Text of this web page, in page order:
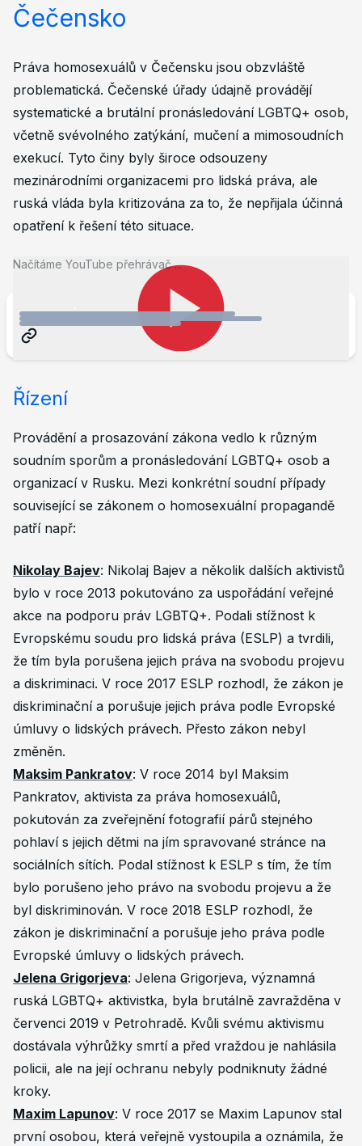
Čečensko
Práva homosexuálů v Čečensku jsou obzvláště
problematická. Čečenské úřady údajně provádějí
systematické a brutální pronásledování LGBTQ+ osob,
včetně svévolného zatýkání, mučení a mimosoudních
exekucí. Tyto činy byly široce odsouzeny
mezinárodními organizacemi pro lidská práva, ale
ruská vláda byla kritizována za to, že nepřijala účinná
opatření k řešení této situace.
Načítáme YouTube přehrávač ...
Řízení
Provádění a prosazování zákona vedlo k různým
soudním sporům a pronásledování LGBTQ+ osob a
organizací v Rusku. Mezi konkrétní soudní případy
související se zákonem o homosexuální propagandě
patří např:
Nikolay Bajev: Nikolaj Bajev a několik dalších aktivistů
bylo v roce 2013 pokutováno za uspořádání veřejné
akce na podporu práv LGBTQ+. Podali stížnost k
Evropskému soudu pro lidská práva (ESLP) a tvrdili,
že tím byla porušena jejich práva na svobodu projevu
a diskriminaci. V roce 2017 ESLP rozhodl, že zákon je
diskriminační a porušuje jejich práva podle Evropské
úmluvy o lidských právech. Přesto zákon nebyl
změněn.
Maksim Pankratov: V roce 2014 byl Maksim
Pankratov, aktivista za práva homosexuálů,
pokutován za zveřejnění fotografií párů stejného
pohlaví s jejich dětmi na jím spravované stránce na
sociálních sítích. Podal stížnost k ESLP s tím, že tím
bylo porušeno jeho právo na svobodu projevu a že
byl diskriminován. V roce 2018 ESLP rozhodl, že
zákon je diskriminační a porušuje jeho práva podle
Evropské úmluvy o lidských právech.
Jelena Grigorjeva: Jelena Grigorjeva, významná
ruská LGBTQ+ aktivistka, byla brutálně zavražděna v
červenci 2019 v Petrohradě. Kvůli svému aktivismu
dostávala výhrůžky smrtí a před vraždou je nahlásila
policii, ale na její ochranu nebyly podniknuty žádné
kroky.
Maxim Lapunov: V roce 2017 se Maxim Lapunov stal
první osobou, která veřejně vystoupila a oznámila, že